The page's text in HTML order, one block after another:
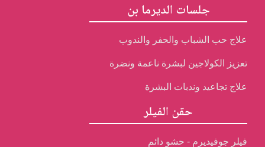
جلسات الديرما بن
علاج حب الشباب والحفر والندوب
تعزيز الكولاجين لبشرة ناعمة ونضرة
علاج تجاعيد وندبات البشرة
حقن الفيلر
فيلر جوفيديرم - حشو دائم